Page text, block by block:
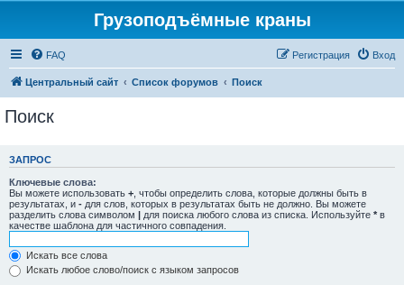
Грузоподъёмные краны
FAQ Вход
Регистрация
Центральный сайт Список форумов Поиск
Поиск
ЗАПРОС
Ключевые слова:
Вы можете использовать + , чтобы определить слова, которые должны быть в
результатах, и - для слов, которых в результатах быть не должно. Вы можете
разделить слова символом | для поиска любого слова из списка. Используйте * в
качестве шаблона для частичного совпадения.
Искать все слова
Искать любое слово/поиск с языком запросов